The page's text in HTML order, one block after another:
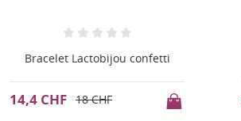
Bracelet Lactobijou white star
22 CHF